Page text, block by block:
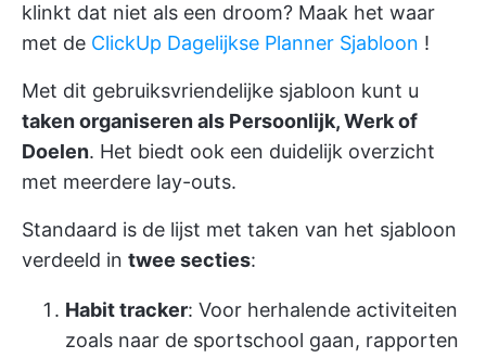
klinkt dat niet als een droom? Maak het waar
met de ClickUp Dagelijkse Planner Sjabloon !
Met dit gebruiksvriendelijke sjabloon kunt u
taken organiseren als Persoonlijk, Werk of
Doelen. Het biedt ook een duidelijk overzicht
met meerdere lay-outs.
Standaard is de lijst met taken van het sjabloon
verdeeld in twee secties:
Habit tracker: Voor herhalende activiteiten
zoals naar de sportschool gaan, rapporten